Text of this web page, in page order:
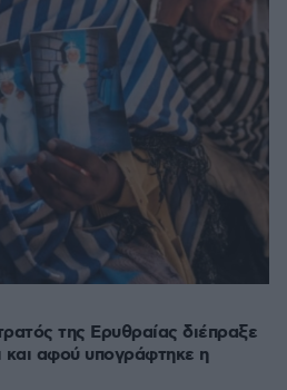
της Ερυθραίας διέπραξε
και αφού υπογράφτηκε η